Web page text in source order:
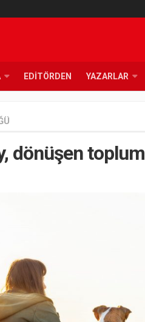
EDITÖRDEN YAZARLAR
dönüşen toplum